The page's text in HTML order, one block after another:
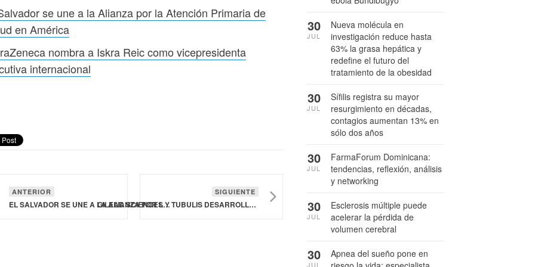
se une a la Alianza por la Atención Primaria de
en América
nombra a Iskra Reic como vicepresidenta
internacional
ANTERIOR
EL SALVADOR SE UNE A LA ALIANZA POR LA ATENCIÓN PRIMARIA DE SALUD EN AMÉRICA
SIGUIENTE
GILEAD SCIENCES Y TUBULIS DESARROLLAR UN CONJUGADO ANTICUERPO-FÁRMACO CONTRA UN OBJETIVO TUMORAL SÓLIDO
Nueva molécula en
investigación reduce hasta
63% la grasa hepática y
redefine el futuro del
tratamiento de la obesidad
30
JUL
Sífilis registra su mayor
resurgimiento en décadas,
contagios aumentan 13% en
sólo dos años
30
JUL
FarmaForum Dominicana:
tendencias, reflexión, análisis
y networking
30
JUL
Esclerosis múltiple puede
acelerar la pérdida de
volumen cerebral
30
JUL
Apnea del sueño pone en
30
JUL